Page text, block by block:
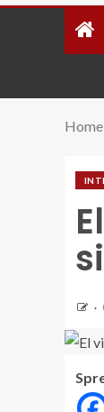
Home